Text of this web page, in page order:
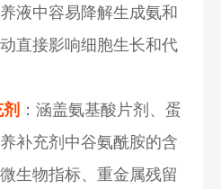
液中容易降解生成氨和
直接影响细胞生长和代
：涵盖氨基酸片剂、蛋
补充剂中谷氨酰胺的含
生物指标、重金属残留